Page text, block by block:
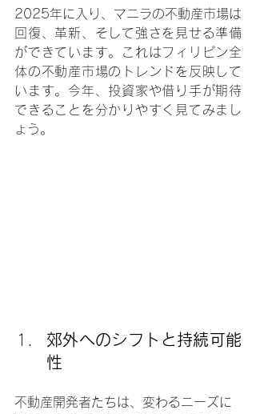
2025年に入り、マニラの不動産市場は
回復、革新、そして強さを見せる準備
ができています。これはフィリピン全
体の不動産市場のトレンドを反映して
います。今年、投資家や借り手が期待
できることを分かりやすく見てみまし
ょう。
郊外へのシフトと持続可能
性
不動産開発者たちは、変わるニーズに